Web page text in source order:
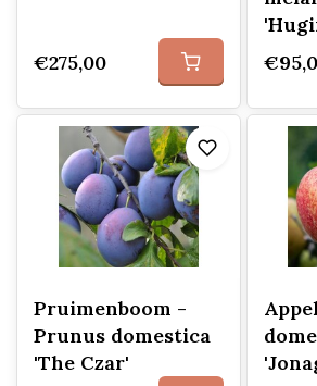
€275,00
Pruimenboom -
Prunus domestica
'The Czar'